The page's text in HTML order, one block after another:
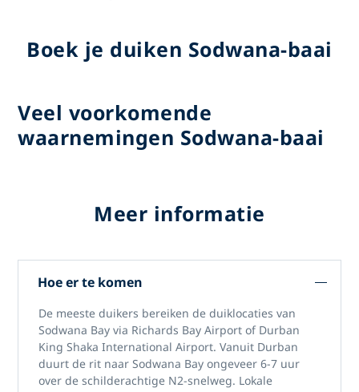
Boek je duiken Sodwana-baai
Veel voorkomende
waarnemingen Sodwana-baai
Meer informatie
Hoe er te komen
De meeste duikers bereikende duiklocaties van
Sodwana Bay via Richards Bay Airport of Durban
King Shaka International Airport. Vanuit Durban
duurt de rit naar Sodwana Bay ongeveer 6-7 uur
over de schilderachtige N2-snelweg. Lokale